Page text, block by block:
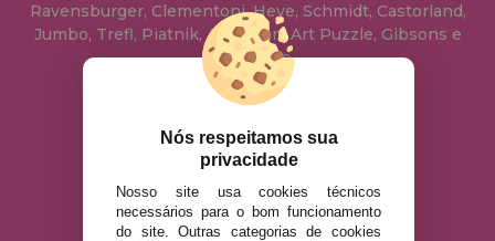
Ravensburger, Clementoni, Heye, Schmidt, Castorland,
Jumbo, Trefl, Piatnik, Anatolian, Art Puzzle, Gibsons e
muito mais.
AVISO LEGAL
POLÍTICA DE PRIVACIDADE
Nós respeitamos sua
privacidade
Nosso site usa cookies técnicos
necessários para o bom funcionamento
do site. Outras categorias de cookies